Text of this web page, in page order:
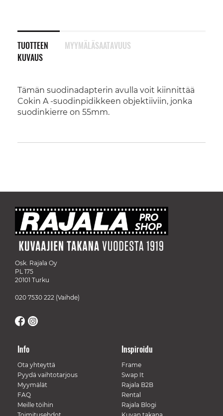
TUOTTEEN
KUVAUS
Tämän suodinadapterin avulla voit kiinnittää
Cokin A -suodinpidikkeen objektiiviin, jonka
suodinkierre on 55mm.
MYYMÄLÄSAATAVUUS
Osk. Rajala Oy
PL 175
20101 Turku
020 7530 222 (Vaihde)
Info
Ota yhteyttä
Pyydä vaihtotarjous
Myymälät
FAQ
Meille töihin
Inspiroidu
Frame
Swap It
Rajala B2B
Rental
Rajala Blogi